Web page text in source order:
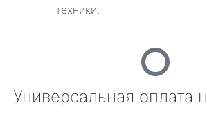
техники.
Универсальная оплата